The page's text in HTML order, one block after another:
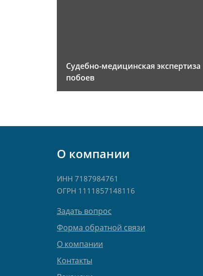
Судебно-медицинская экспертиза
побоев
О компании
ИНН 7187984761
ОГРН 1111857148116
Задать вопрос
Форма обратной связи
О компании
Контакты